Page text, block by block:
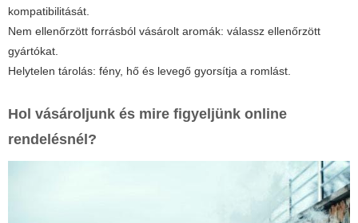
kompatibilitását.
Nem ellenőrzött forrásból vásárolt aromák: válassz ellenőrzött
gyártókat.
Helytelen tárolás: fény, hő és levegő gyorsítja a romlást.
Hol vásároljunk és mire figyeljünk online
rendelésnél?